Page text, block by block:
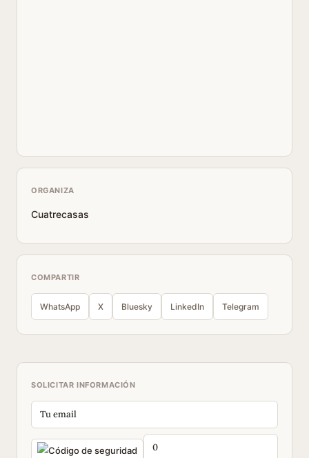
ORGANIZA
Cuatrecasas
COMPARTIR
WhatsApp X Bluesky LinkedIn Telegram
SOLICITAR INFORMACIÓN